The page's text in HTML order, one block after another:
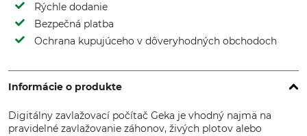
Rýchle dodanie
Bezpečná platba
Ochrana kupujúceho v dôveryhodných obchodoch
Informácie o produkte
Digitálny zavlažovací počítač Geka je vhodný najmä na
pravidelné zavlažovanie záhonov, živých plotov alebo